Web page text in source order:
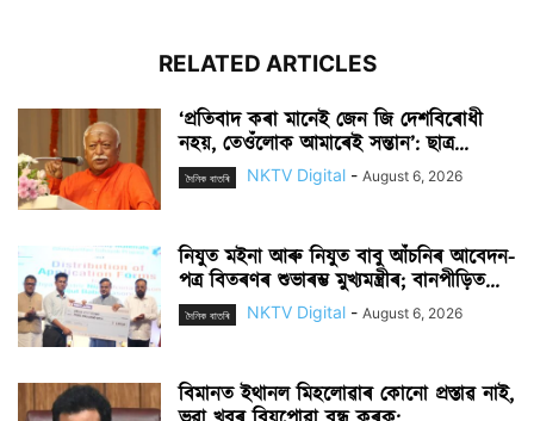
RELATED ARTICLES
‘প্ৰতিবাদ কৰা মানেই জেন জি দেশবিৰোধী
নহয়, তেওঁলোক আমাৰেই সন্তান’: ছাত্ৰ...
দৈনিক বাতৰি NKTV Digital - August 6, 2026
নিযুত মইনা আৰু নিযুত বাবু আঁচনিৰ আবেদন-
পত্ৰ বিতৰণৰ শুভাৰম্ভ মুখ্যমন্ত্ৰীৰ; বানপীড়িত...
দৈনিক বাতৰি NKTV Digital - August 6, 2026
বিমানত ইথানল মিহলোৱাৰ কোনো প্ৰস্তাৱ নাই,